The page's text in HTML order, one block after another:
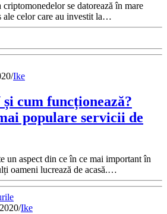
criptomonedelor se datorează în mare
ale celor care au investit la…
/Ike
și cum funcționează?
populare servicii de
un aspect din ce în ce mai important în
oameni lucrează de acasă.…
/Ike